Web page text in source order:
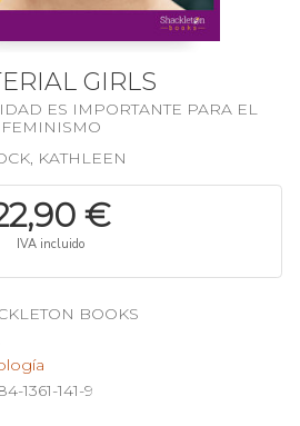
GIRLS
ES IMPORTANTE PARA EL
FEMINISMO
KATHLEEN
€
IVA incluido
BOOKS
1361-141-9